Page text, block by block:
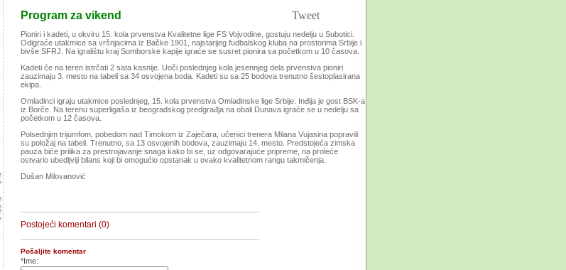
Program za vikend Tweet
Pioniri i kadeti, u okviru 15. kola prvenstva Kvalitetne lige FS Vojvodine, gostuju nedelju u Subotici.
Odigraće utakmice sa vršnjacima iz Bačke 1901, najstarijeg fudbalskog kluba na prostorima Srbije i
bivše SFRJ. Na igralištu kraj Somborske kapije igraće se susret pionira sa početkom u 10 časova.
Kadeti će na teren istrčati 2 sata kasnije. Uoči poslednjeg kola jesennjeg dela prvenstva pioniri
zauzimaju 3. mesto na tabeli sa 34 osvojena boda. Kadeti su sa 25 bodova trenutno šestoplasirana
ekipa.
Omladinci igraju utakmice poslednjeg, 15. kola prvenstva Omladinske lige Srbije. Inđija je gost BSK-a
iz Borče. Na terenu superligaša iz beogradskog predgrađja na obali Dunava igraće se u nedelju sa
početkom u 12 časova.
Polsednjim trijumfom, pobedom nad Timokom iz Zaječara, učenici trenera Milana Vujasina popravili
su položaj na tabeli. Trenutno, sa 13 osvojenih bodova, zauzimaju 14. mesto. Predstojeća zimska
pauza biće prilika za prestrojavanje snaga kako bi se, uz odgovarajuće pripreme, na proleće
ostvario ubedljviji bilans koji bi omogućio opstanak u ovako kvalitetnom rangu takmičenja.
Dušan Milovanović
Postojeći komentari (0)
Pošaljite komentar
*Ime: